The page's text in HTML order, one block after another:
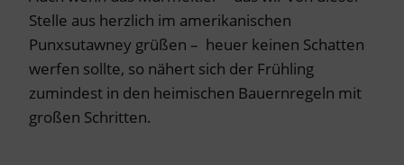
Stelle aus herzlich im amerikanischen
Punxsutawney grüßen – heuer keinen Schatten
werfen sollte, so nähert sich der Frühling
zumindest in den heimischen Bauernregeln mit
großen Schritten.